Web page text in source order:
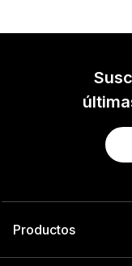
Productos